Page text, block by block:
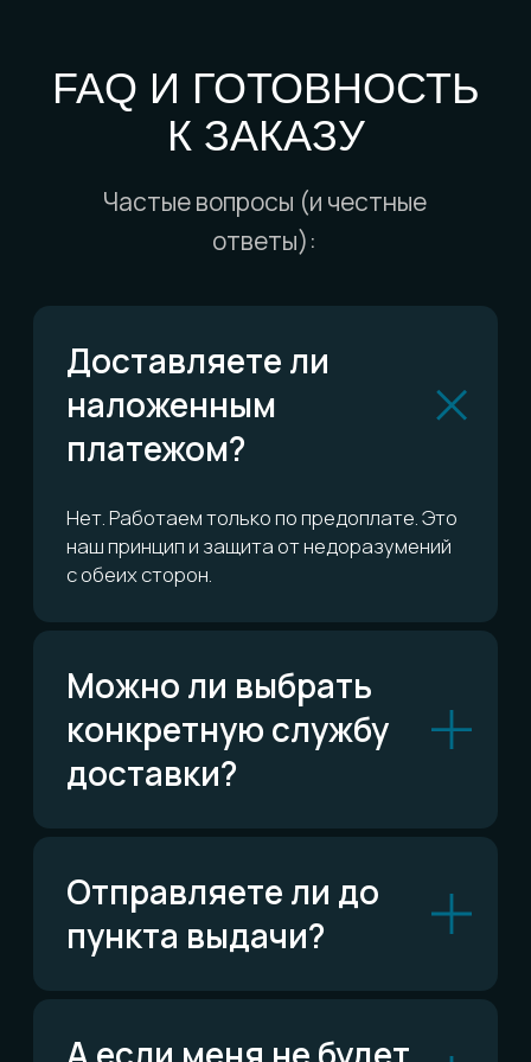
Есть ли гарантия?
Можно ли обменять
стоит?
ОСТАЛИСЬ ВОПРОСЫ?
Написать в Telegram
Написать ВКонтакте